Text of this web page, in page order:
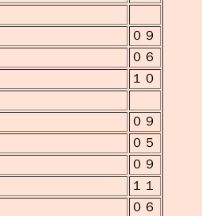
０９
０６
１０
０９
０５
０９
１１
０６